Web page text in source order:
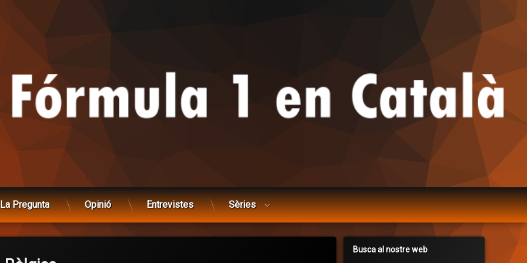
La Pregunta Opinió Entrevistes Sèries
Busca al nostre web